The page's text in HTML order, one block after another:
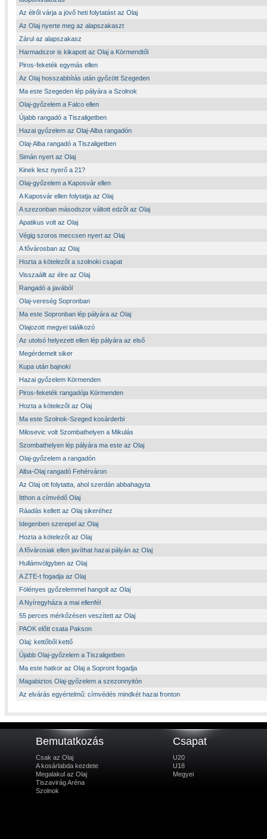
Az élről várja a jövő heti folytatást az Olaj
Az Olaj nyerte meg az alapszakaszt
Zárul az alapszakasz
Harmadszor is kikapott az Olaj a Körmendtől
Piros-feketék egymás ellen
Az Olaj hosszabbítás után győzött Szegeden
Ma este Szegeden lép pályára a Szolnok
Olaj-győzelem a Falco ellen
Újabb rangadó a Tiszaligetben
Hazai győzelem az Olaj-Alba rangadón
Olaj-Alba rangadó a Tiszaligetben
Simán nyert az Olaj
Kinek lesz nyerő a 21?
Olaj-győzelem a Kaposvár ellen
A Kaposvár ellen folytatja az Olaj
A szezonban másodszor váltott edzőt az Olaj
Apatikus volt az Olaj
Végig szoros meccsen nyert az Olaj
A fővárosban az Olaj
Hozta a kötelezőt a szolnoki csapat
Visszaállt az élre az Olaj
Rangadó a javából
Olaj-vereség Sopronban
Ma este Sopronban lép pályára az Olaj
Olajozott megyei találkozó
Az utolsó helyezett ellen lép pályára az első
Megérdemelt siker
Kupa után bajnoki
Hazai győzelem Körmenden
Piros-feketék rangadója Körmenden
Hozta a kötelezőt az Olaj
Ma este Szolnok-Szeged kosárderbi
Milosevic volt Szombathelyen a Mikulás
Szombathelyen lép pályára ma este az Olaj
Olaj-győzelem a rangadón
Alba-Olaj rangadó Fehérváron
Az Olaj ott folytatta, ahol szerdán abbahagyta
Itthon a címvédő Olaj
Ráadás kellett az Olaj sikeréhez
Idegenben szerepel az Olaj
Hozta a kötelezőt az Olaj
A fővárosiak ellen javíthat hazai pályán az Olaj
Hullámvölgyben az Olaj
A ZTE-t fogadja az Olaj
Fölényes győzelemmel hangolt az Olaj
A Nyíregyháza a mai ellenfél
55 perces mérkőzésen veszített az Olaj
PAOK előtt csata Pakson
Olaj: kettőből kettő
Újabb Olaj-győzelem a Tiszaligetben
Ma este hatkor az Olaj a Sopront fogadja
Magabiztos Olaj-győzelem a szezonnyitón
Az elvárás egyértelmű: címvédés mindkét hazai fronton
Bemutatkozás
Csak az Olaj
A kosárlabda kezdete
Megalakul az Olaj
Tiszavirág Aréna
Szolnok
Csapat
U20
U18
Megyei